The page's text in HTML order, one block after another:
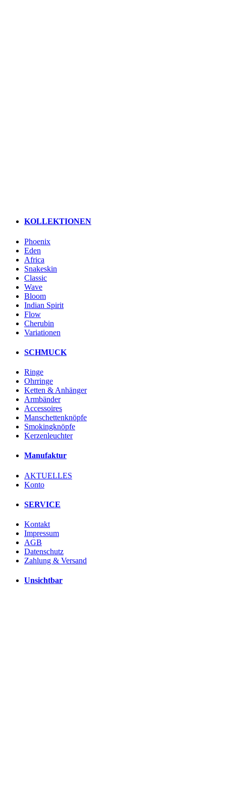
KOLLEKTIONEN
Phoenix
Eden
Africa
Snakeskin
Classic
Wave
Bloom
Indian Spirit
Flow
Cherubin
Variationen
SCHMUCK
Ringe
Ohrringe
Ketten & Anhänger
Armbänder
Accessoires
Manschettenknöpfe
Smokingknöpfe
Kerzenleuchter
Manufaktur
AKTUELLES
Konto
SERVICE
Kontakt
Impressum
AGB
Datenschutz
Zahlung & Versand
Unsichtbar